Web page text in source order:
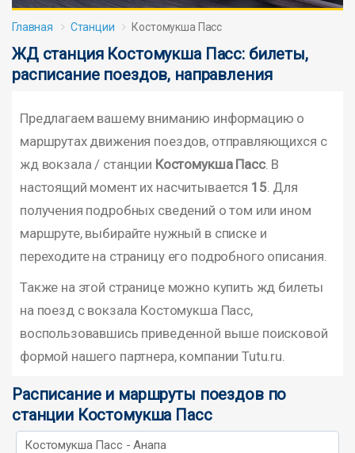
Главная Станции Костомукша Пасс
ЖД станция Костомукша Пасс: билеты,
расписание поездов, направления
Предлагаем вашему вниманию информацию о
маршрутах движения поездов, отправляющихся с
жд вокзала / станции Костомукша Пасс. В
настоящий момент их насчитывается 15. Для
получения подробных сведений о том или ином
маршруте, выбирайте нужный в списке и
переходите на страницу его подробного описания.
Также на этой странице можно купить жд билеты
на поезд с вокзала Костомукша Пасс,
воспользовавшись приведенной выше поисковой
формой нашего партнера, компании Tutu.ru.
Расписание и маршруты поездов по
станции Костомукша Пасс
Костомукша Пасс - Анапа